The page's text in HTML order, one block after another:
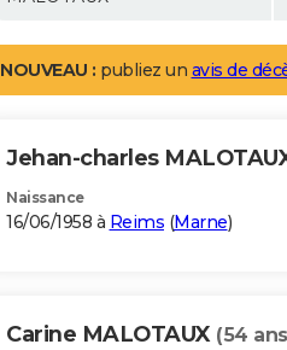
NOUVEAU : publiez un avis de
Jehan-charles
Naissance
16/06/1958 à Reims (Marne)
Carine MALOTAUX (54